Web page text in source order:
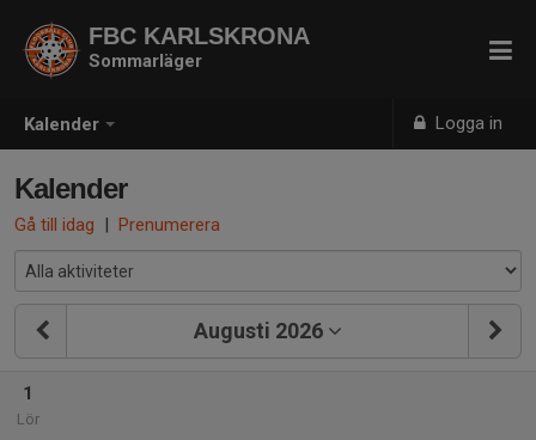
Kalender Logga in
FBC KARLSKRONA
Sommarläger
Kalender
Gå till idag | Prenumerera
Augusti 2026
1
Lör